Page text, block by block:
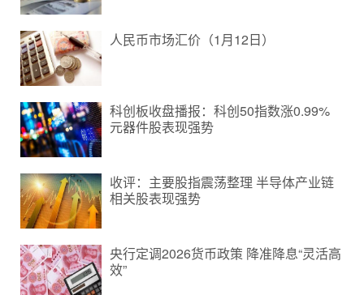
人民币市场汇价（1月12日）
科创板收盘播报：科创50指数涨0.99%
元器件股表现强势
收评：主要股指震荡整理 半导体产业链
相关股表现强势
央行定调2026货币政策 降准降息“灵活高
效”